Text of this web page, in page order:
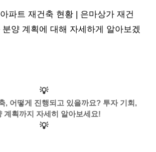
파트 재건축 현황 | 은마상가 재건
양 계획에 대해 자세하게 알아보겠
💡
, 어떻게 진행되고 있을까요? 투자 기회,
계획까지 자세히 알아보세요!
💡